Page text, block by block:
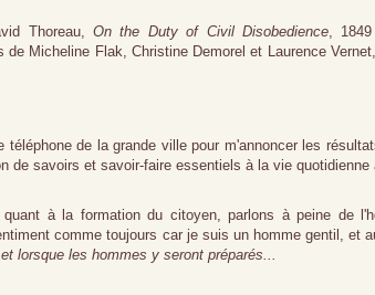
Thoreau,On the Duty of Civil Disobedience,
de Micheline Flak, Christine Demorel et Laurence
téléphone de la grande ville pour m'annoncer les
de savoirs et savoir-faire essentiels à la vie
quant à la formation du citoyen, parlons à peine de
comme toujours car je suis un homme gentil,
lorsque les hommes y seront préparés...